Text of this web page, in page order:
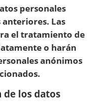
personales
anteriores. Las
el tratamiento de
o harán
anónimos
de los datos